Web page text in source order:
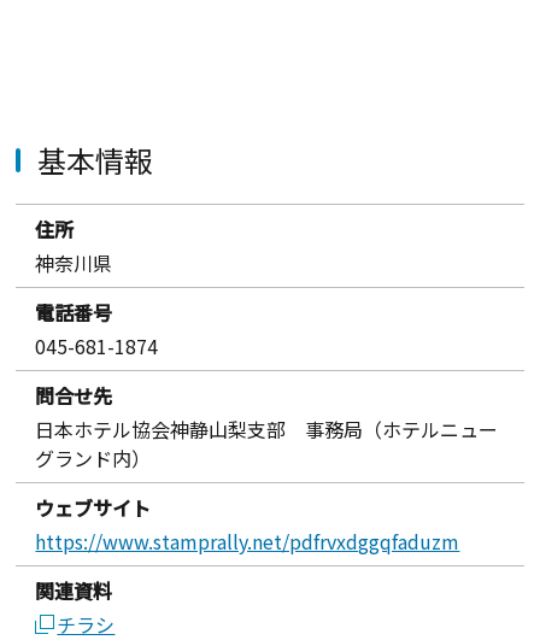
基本情報
住所
神奈川県
電話番号
045-681-1874
問合せ先
日本ホテル協会神静山梨支部 事務局（ホテルニュー
グランド内）
ウェブサイト
https://www.stamprally.net/pdfrvxdggqfaduzm
関連資料
チラシ